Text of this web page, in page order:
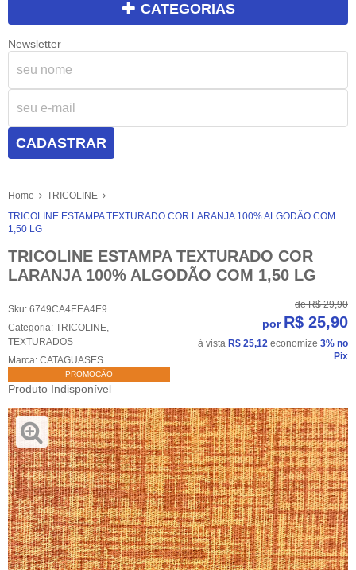
CATEGORIAS
Newsletter
CADASTRAR
Home
TRICOLINE
TRICOLINE ESTAMPA TEXTURADO COR LARANJA 100% ALGODÃO COM
1,50 LG
TRICOLINE ESTAMPA TEXTURADO COR
LARANJA 100% ALGODÃO COM 1,50 LG
Sku: 6749CA4EEA4E9
Categoria: TRICOLINE,
TEXTURADOS
Marca: CATAGUASES
PROMOÇÃO
Produto Indisponível
de R$ 29,90
por R$ 25,90
à vista R$ 25,12 economize 3% no
Pix